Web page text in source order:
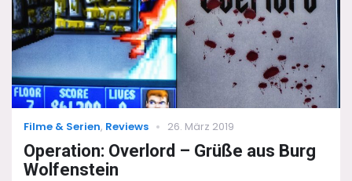
Categories
Filme & Serien, Reviews
Posted
on
26. März 2019
Operation: Overlord – Grüße aus Burg
Wolfenstein